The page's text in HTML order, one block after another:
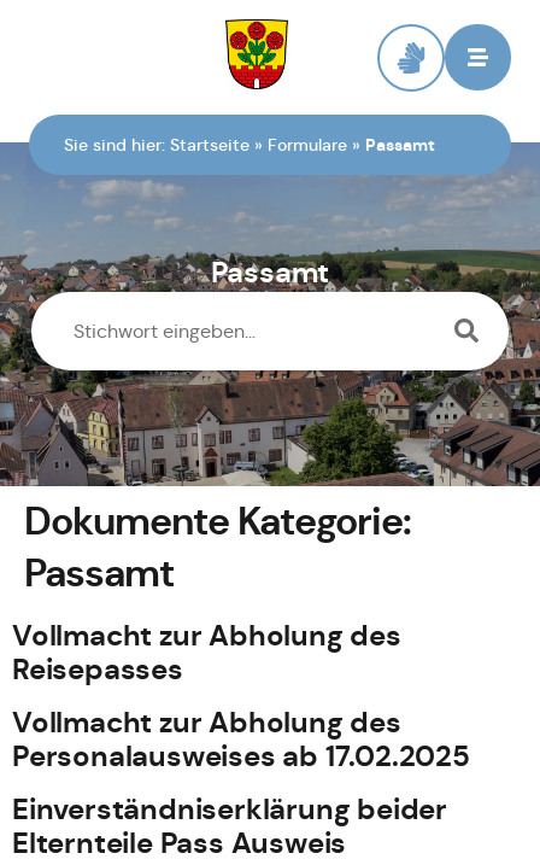
Sie sind hier: Startseite » Formulare » Passamt
Passamt
Dokumente Kategorie:
Passamt
Vollmacht zur Abholung des
Reisepasses
Vollmacht zur Abholung des
Personalausweises ab 17.02.2025
Einverständniserklärung beider
Elternteile Pass Ausweis